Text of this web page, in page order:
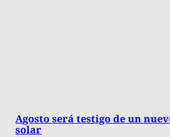
Agosto será testigo de un
solar